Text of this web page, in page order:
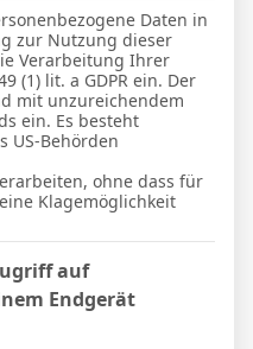
Reale Arena
Daten in
zur Nutzung dieser
Verarbeitung Ihrer
(1) lit. a GDPR ein. Der
mit unzureichendem
ein. Es besteht
US-Behörden
ohne dass für
Klagemöglichkeit
der Zwecke des IAB
auf
Endgerät